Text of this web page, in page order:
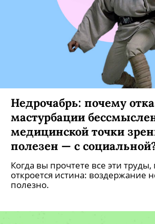
Недрочабрь: почему
мастурбации
медицинской точки
полезен — с
Когда вы прочтете все эти
откроется истина: воздержание
полезно.